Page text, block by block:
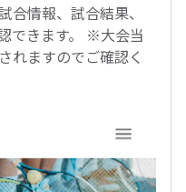
合情報、試合結果、
できます。 ※大会当
れますのでご確認く